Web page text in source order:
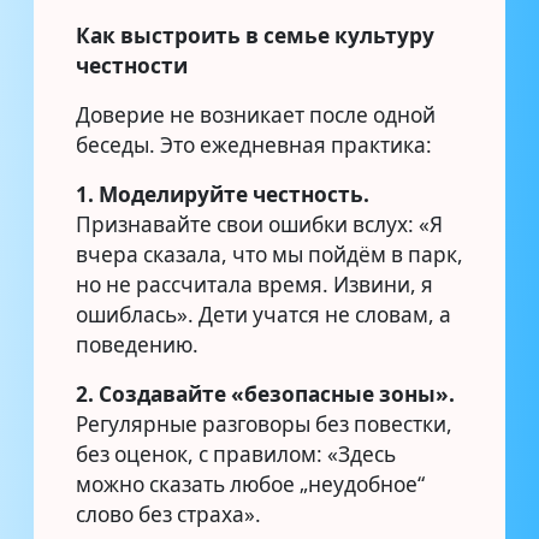
Как выстроить в семье культуру
честности
Доверие не возникает после одной
беседы. Это ежедневная практика:
1. Моделируйте честность.
Признавайте свои ошибки вслух: «Я
вчера сказала, что мы пойдём в парк,
но не рассчитала время. Извини, я
ошиблась». Дети учатся не словам, а
поведению.
2. Создавайте «безопасные зоны».
Регулярные разговоры без повестки,
без оценок, с правилом: «Здесь
можно сказать любое „неудобное“
слово без страха».